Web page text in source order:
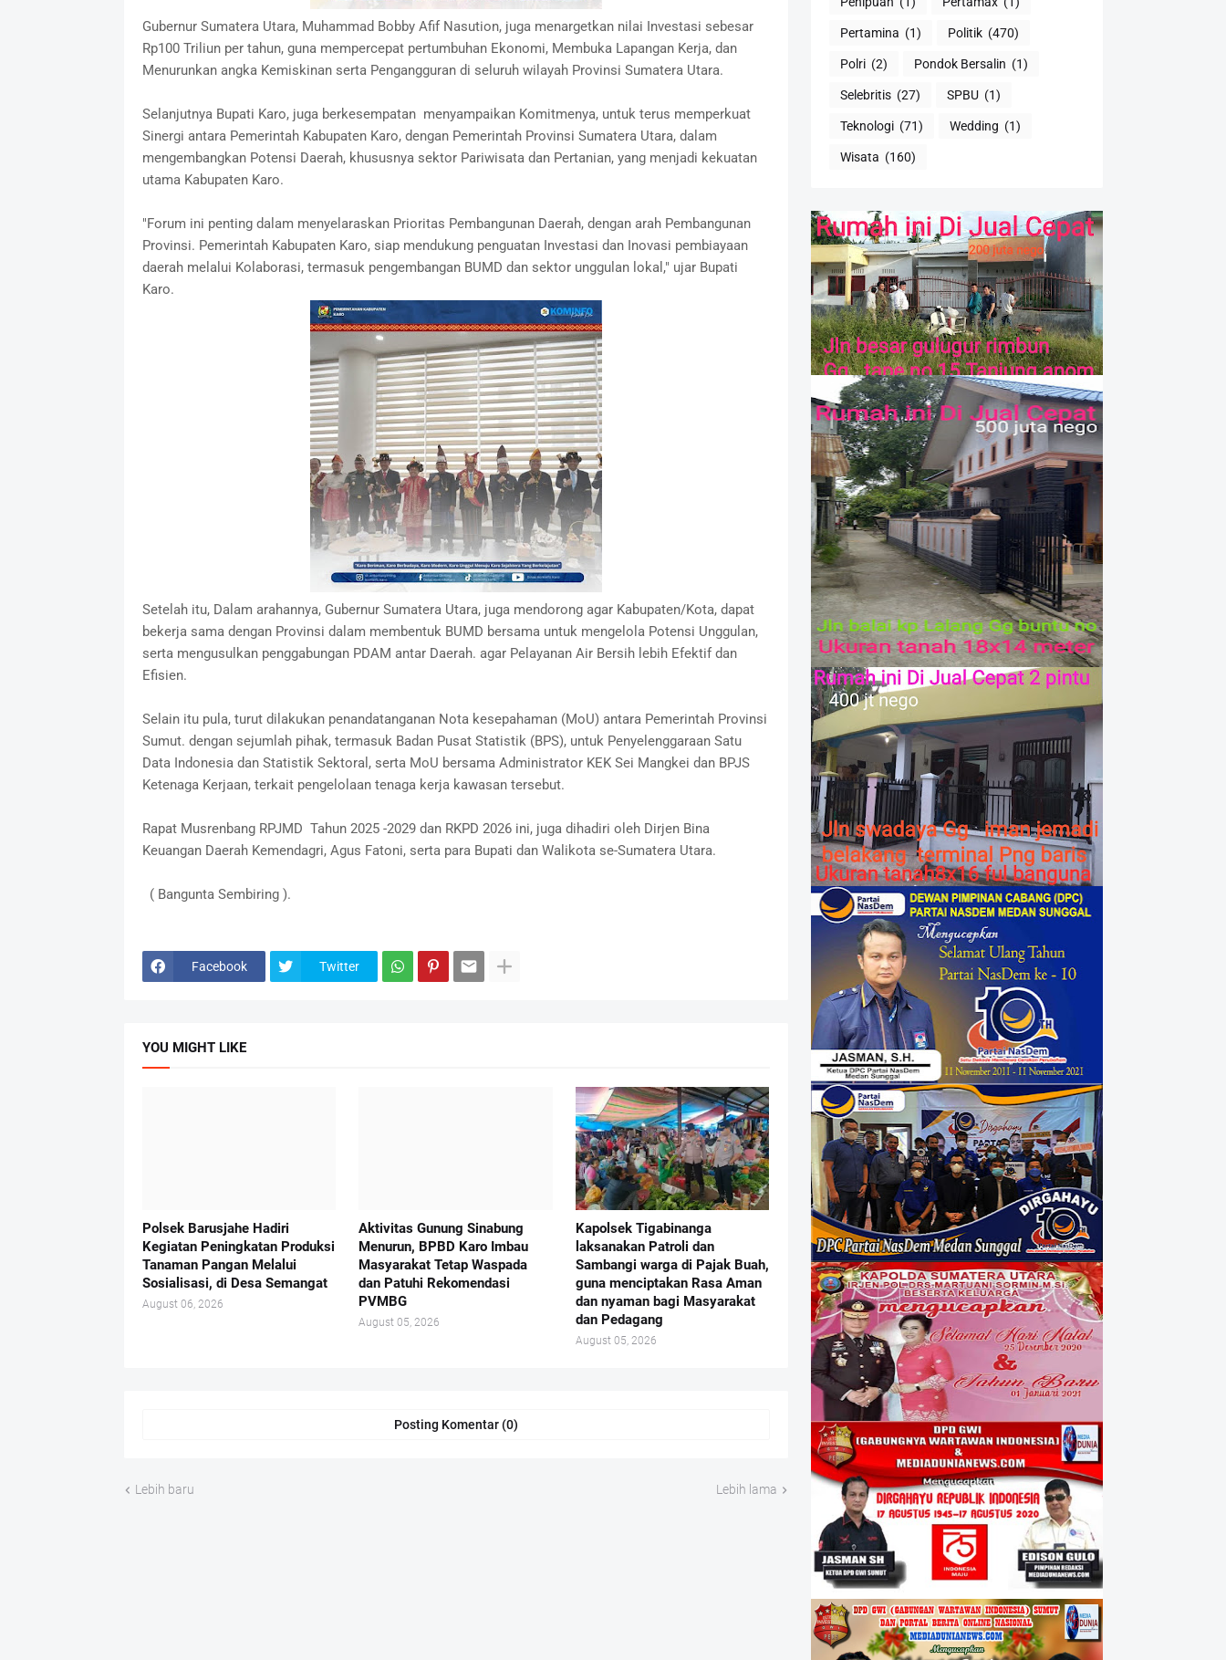
Gubernur Sumatera Utara, Muhammad Bobby Afif Nasution, juga menargetkan nilai Investasi sebesar
Rp100 Triliun per tahun, guna mempercepat pertumbuhan Ekonomi, Membuka Lapangan Kerja, dan
Menurunkan angka Kemiskinan serta Pengangguran di seluruh wilayah Provinsi Sumatera Utara.
Selanjutnya Bupati Karo, juga berkesempatan menyampaikan Komitmenya, untuk terus memperkuat
Sinergi antara Pemerintah Kabupaten Karo, dengan Pemerintah Provinsi Sumatera Utara, dalam
mengembangkan Potensi Daerah, khususnya sektor Pariwisata dan Pertanian, yang menjadi kekuatan
utama Kabupaten Karo.
"Forum ini penting dalam menyelaraskan Prioritas Pembangunan Daerah, dengan arah Pembangunan
Provinsi. Pemerintah Kabupaten Karo, siap mendukung penguatan Investasi dan Inovasi pembiayaan
daerah melalui Kolaborasi, termasuk pengembangan BUMD dan sektor unggulan lokal," ujar Bupati
Karo.
Setelah itu, Dalam arahannya, Gubernur Sumatera Utara, juga mendorong agar Kabupaten/Kota, dapat
bekerja sama dengan Provinsi dalam membentuk BUMD bersama untuk mengelola Potensi Unggulan,
serta mengusulkan penggabungan PDAM antar Daerah. agar Pelayanan Air Bersih lebih Efektif dan
Efisien.
Selain itu pula, turut dilakukan penandatanganan Nota kesepahaman (MoU) antara Pemerintah Provinsi
Sumut. dengan sejumlah pihak, termasuk Badan Pusat Statistik (BPS), untuk Penyelenggaraan Satu
Data Indonesia dan Statistik Sektoral, serta MoU bersama Administrator KEK Sei Mangkei dan BPJS
Ketenaga Kerjaan, terkait pengelolaan tenaga kerja kawasan tersebut.
Rapat Musrenbang RPJMD Tahun 2025 -2029 dan RKPD 2026 ini, juga dihadiri oleh Dirjen Bina
Keuangan Daerah Kemendagri, Agus Fatoni, serta para Bupati dan Walikota se-Sumatera Utara.
( Bangunta Sembiring ).
Facebook Twitter
YOU MIGHT LIKE
Polsek Barusjahe Hadiri
Kegiatan Peningkatan Produksi
Tanaman Pangan Melalui
Sosialisasi, di Desa Semangat
August 06, 2026
Aktivitas Gunung Sinabung
Menurun, BPBD Karo Imbau
Masyarakat Tetap Waspada
dan Patuhi Rekomendasi
PVMBG
August 05, 2026
Kapolsek Tigabinanga
laksanakan Patroli dan
Sambangi warga di Pajak Buah,
guna menciptakan Rasa Aman
dan nyaman bagi Masyarakat
dan Pedagang
August 05, 2026
Posting Komentar (0)
Lebih baru Lebih lama
Pertamina (1) Politik (470)
Polri (2) Pondok Bersalin (1)
Selebritis (27) SPBU (1)
Teknologi (71) Wedding (1)
Wisata (160)